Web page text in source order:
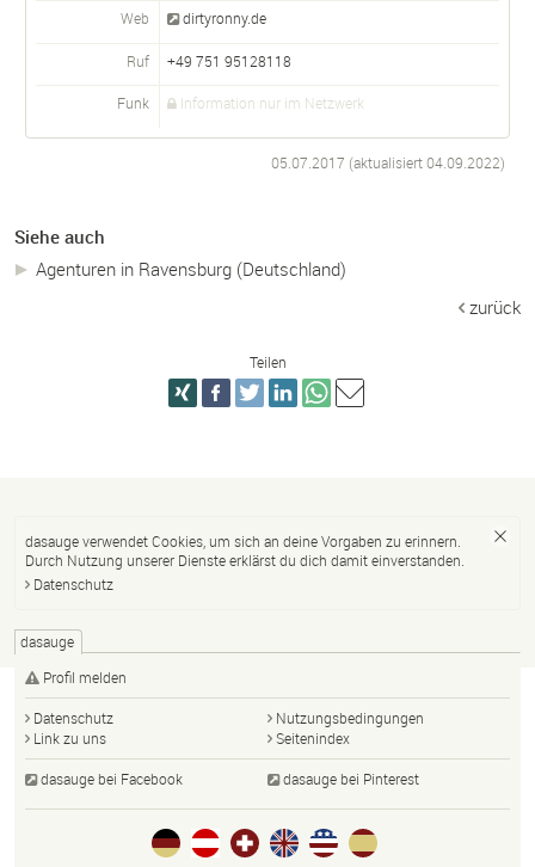
Web dirtyronny.de
Ruf +49 751 95128118
Funk Information nur im Netzwerk
05.07.2017 (aktualisiert04.09.2022)
Siehe auch
Agenturen in Ravensburg (Deutschland)
zurück
Teilen
dasauge verwendet Cookies, um sich an deine Vorgaben zu erinnern.
Durch Nutzung unserer Dienste erklärst du dich damit einverstanden.
Datenschutz
dasauge
Profil melden
Datenschutz
Nutzungsbedingungen
Link zu uns
Seitenindex
dasauge bei Facebook dasauge bei Pinterest